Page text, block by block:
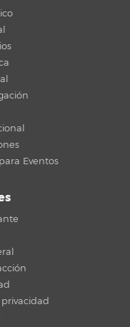
Eventos